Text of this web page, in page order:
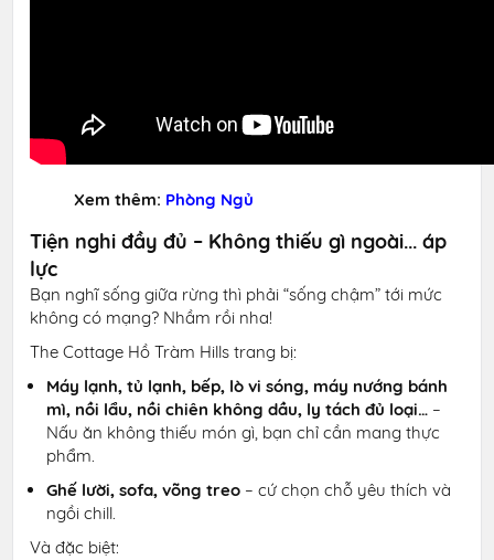
Xem thêm: Phòng Ngủ
Tiện nghi đầy đủ – Không thiếu gì ngoài... áp
lực
Bạn nghĩ sống giữa rừng thì phải “sống chậm” tới mức
không có mạng? Nhầm rồi nha!
The Cottage Hồ Tràm Hills trang bị:
Máy lạnh, tủ lạnh, bếp, lò vi sóng, máy nướng bánh
mì, nồi lẩu, nồi chiên không dầu, ly tách đủ loại… –
Nấu ăn không thiếu món gì, bạn chỉ cần mang thực
phẩm.
Ghế lười, sofa, võng treo – cứ chọn chỗ yêu thích và
ngồi chill.
Và đặc biệt: